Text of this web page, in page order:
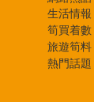
生活情報
筍買着數
旅遊筍料
熱門話題